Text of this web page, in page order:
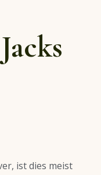
ist dies meist